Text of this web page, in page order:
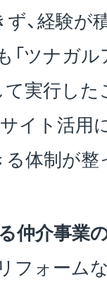
、経験が
「ツナガ
実行した
イト活用
体制が整
仲介事業
フォーム